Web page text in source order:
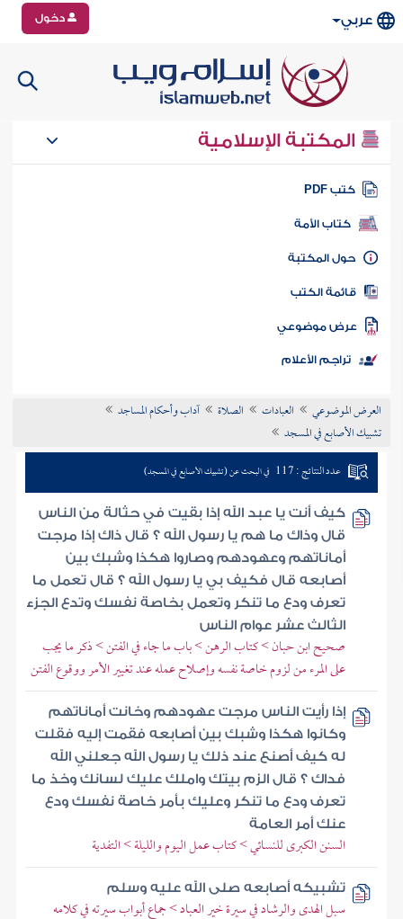
عربي دخول
المكتبة الإسلامية
كتب PDF
كتاب الأمة
المكتبة
الكتب
موضوعي
تراجم الأعلام
العرض الموضوعي العبادات الصلاة
آداب وأحكام المساجد
تشبيك الأصابع في المسجد
عدد النتائج : 117 في البحث عن (تشبيك الأصابع في المسجد)
كيف أنت يا عبد الله إذا بقيت في حثالة من الناس
قال وذاك ما هم يا رسول الله ؟ قال ذاك إذا مرجت
أماناتهم وعهودهم وصاروا هكذا وشبك بين
أصابعه قال فكيف بي يا رسول الله ؟ قال تعمل ما
تعرف ودع ما تنكر وتعمل بخاصة نفسك وتدع الجزء
الثالث عشر عوام الناس
صحيح ابن حبان > كتاب الرهن > باب ما جاء في الفتن > ذكر ما يجب
على المرء من لزوم خاصة نفسه وإصلاح عمله عند تغيير الأمر ووقوع الفتن
إذا رأيت الناس مرجت عهودهم وخانت أماناتهم
وكانوا هكذا وشبك بين أصابعه فقمت إليه فقلت
له كيف أصنع عند ذلك يا رسول الله جعلني الله
فداك ؟ قال الزم بيتك واملك عليك لسانك وخذ ما
تعرف ودع ما تنكر وعليك بأمر خاصة نفسك ودع
عنك أمر العامة
السنن الكبرى للنسائي > كتاب عمل اليوم والليلة > التفدية
تشبيكه أصابعه صلى الله عليه وسلم
سبل الهدى والرشاد في سيرة خير العباد > جماع أبواب سيرته في كلامه